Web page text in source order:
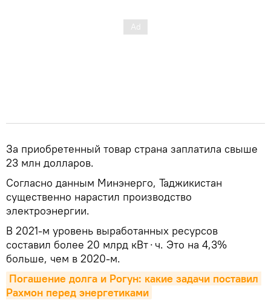
За приобретенный товар страна заплатила свыше
23 млн долларов.
Согласно данным Минэнерго, Таджикистан
существенно нарастил производство
электроэнергии.
В 2021-м уровень выработанных ресурсов
составил более 20 млрд кВт⋅ч. Это на 4,3%
больше, чем в 2020-м.
Погашение долга и Рогун: какие задачи поставил
Рахмон перед энергетиками